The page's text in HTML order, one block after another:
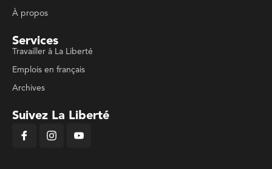
À propos
Services
Travailler à La Liberté
Emplois en français
Archives
Suivez La Liberté